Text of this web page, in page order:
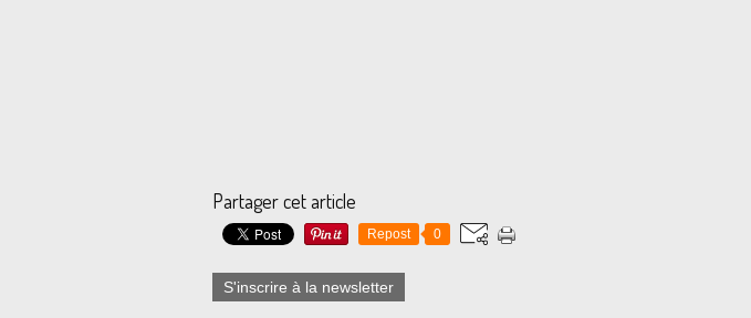
Partager cet article
Repost 0
S'inscrire à la newsletter